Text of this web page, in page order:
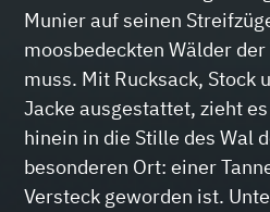
Munier auf seinen
moosbedeckten Wälder
muss. Mit Rucksack, Stock
Jacke ausgestattet, zieht
hinein in die Stille des Wal
besonderen Ort: einer
Versteck geworden ist.